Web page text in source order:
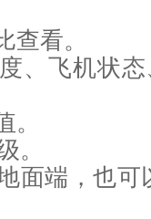
看。
、飞机状
。
面端，也可